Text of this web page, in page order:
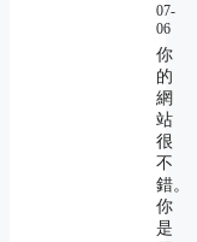
07-
06
你
的
網
站
很
不
錯。
你
是